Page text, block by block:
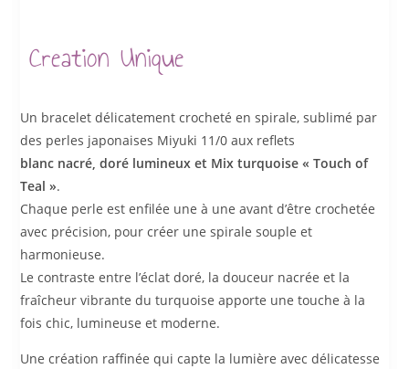
Creation Unique
Un bracelet délicatement crocheté en spirale, sublimé par
des perles japonaises Miyuki 11/0 aux reflets
blanc nacré, doré lumineux et Mix turquoise « Touch of
Teal ».
Chaque perle est enfilée une à une avant d’être crochetée
avec précision, pour créer une spirale souple et
harmonieuse.
Le contraste entre l’éclat doré, la douceur nacrée et la
fraîcheur vibrante du turquoise apporte une touche à la
fois chic, lumineuse et moderne.
Une création raffinée qui capte la lumière avec délicatesse